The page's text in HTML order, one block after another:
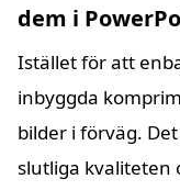
dem i
Istället för att
inbyggda
bilder i förväg.
slutliga kvaliteten